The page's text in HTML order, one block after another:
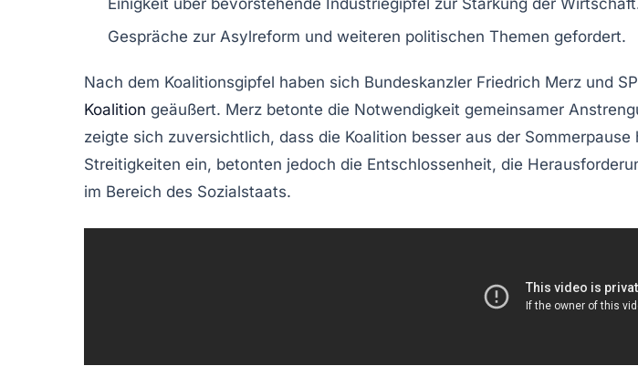
Gespräche zur Asylreform und weiteren politischen Themen gefordert.
Nach dem Koalitionsgipfel haben sich Bundeskanzler Friedrich Merz und
Koalition geäußert. Merz betonte die Notwendigkeit gemeinsamer
zeigte sich zuversichtlich, dass die Koalition besser aus der
Streitigkeiten ein, betonten jedoch die Entschlossenheit, die
im Bereich des Sozialstaats.